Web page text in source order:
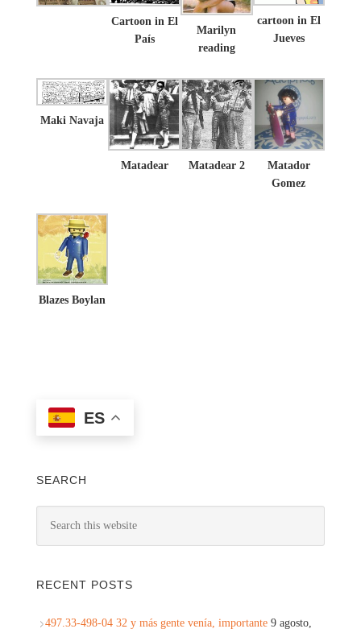
Cartoon in El
País
Marilyn
reading
cartoon in El
Jueves
Maki Navaja
Matadear Matadear 2
Matador
Gomez
Blazes Boylan
ES
SEARCH
RECENT POSTS
497.33-498-04 32 y más gente venía, importante 9 agosto,